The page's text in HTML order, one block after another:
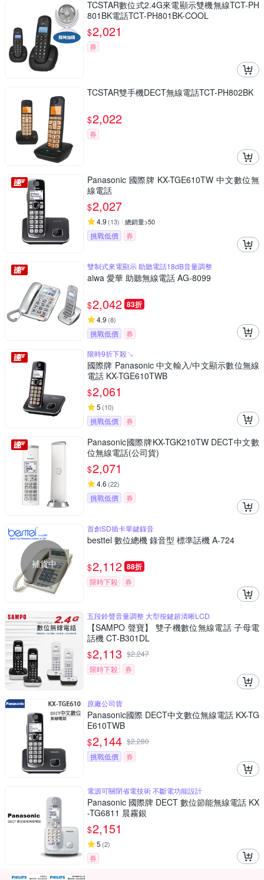
TCSTAR數位式2.4G來電顯示雙機無線TCT-PH
801BK電話TCT-PH801BK-COOL
$2,021
券
TCSTAR雙手機DECT無線電話TCT-PH802BK
$2,022
券
Panasonic 國際牌 KX-TGE610TW 中文數位無
線電話
$2,027
4.9 (13) 總銷量>50
挑戰低價 券
雙制式來電顯示 助聽電話18dB音量調整
aiwa 愛華 助聽無線電話 AG-8099
$2,042 83折
4.9 (8)
挑戰低價
券
限時9折下殺↘
國際牌 Panasonic 中文輸入/中文顯示數位無線
電話 KX-TGE610TWB
$2,061
5 (10)
挑戰低價 券
Panasonic國際牌KX-TGK210TW DECT中文數
位無線電話(公司貨)
$2,071
4.6 (22)
挑戰低價 券
補貨中
首創SD插卡單鍵錄音
besttel 數位總機 錄音型 標準話機 A-724
$2,112 88折
限時下殺 券
五段鈴聲音量調整 大型按鍵超清晰LCD
【SAMPO 聲寶】 雙子機數位無線電話 子母電
話機 CT-B301DL
$2,113 $2,247
限時下殺
券
原廠公司貨
Panasonic國際 DECT中文數位無線電話 KX-TG
E610TWB
$2,144 $2,280
挑戰低價
券
電源可關閉省電技術 不斷電功能設計
Panasonic 國際牌 DECT 數位節能無線電話 KX
-TG6811 晨霧銀
$2,151
5 (2)
券